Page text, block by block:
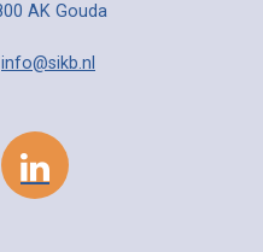
AK Gouda
info@sikb.nl